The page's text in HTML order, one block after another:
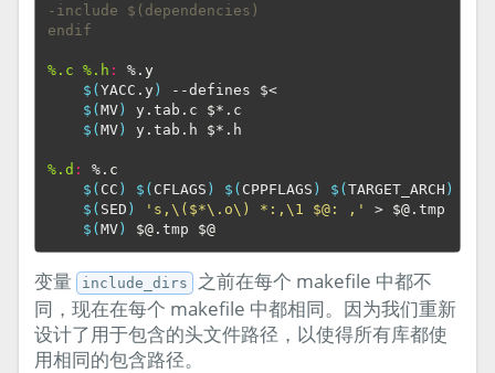
-include $(dependencies)
endif
%.c %.h : %.y
$(YACC.y )
--defines $<
$(MV) y.tab.c $* .c
$(MV) y.tab.h $* .h
%.d : %. c
$( CC ) $( CFLAGS ) $( CPPFLAGS ) $(TARGET_ARCH )
$( SED ) 's,\($*\.o\) *:,\1 $@: ,' > $@ .tmp
$(MV) $@ .tmp $@
变量 include_dirs
之前在每个 makefile 中都不
同，现在在每个 makefile 中都相同。因为我们重新
设计了用于包含的头文件路径，以使得所有库都使
用相同的包含路径。